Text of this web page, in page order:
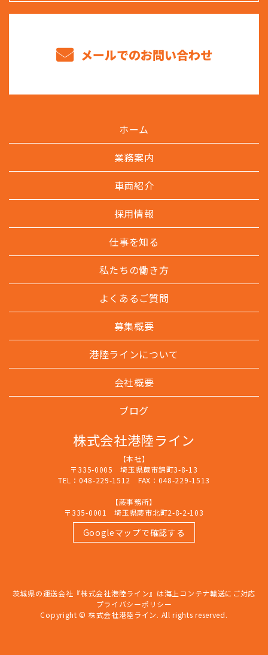
メールでのお問い合わせ
ホーム
業務案内
車両紹介
採用情報
仕事を知る
私たちの働き方
よくあるご質問
募集概要
港陸ラインについて
会社概要
ブログ
株式会社港陸ライン
【本社】
〒335-0005 埼玉県蕨市錦町3-8-13
TEL：048-229-1512 FAX：048-229-1513
【蕨事務所】
〒335-0001 埼玉県蕨市北町2-8-2-103
Googleマップで確認する
茨城県の運送会社『株式会社港陸ライン』は海上コンテナ輸送にご対応
プライバシーポリシー
Copyright © 株式会社港陸ライン. All rights reserved.